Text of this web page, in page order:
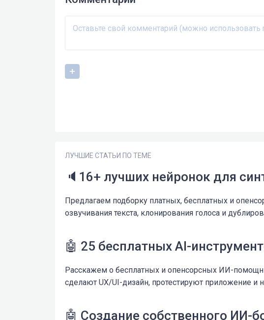
ЛУЧШИЕ СТАТЬИ ПО ТЕМЕ
🔈16+ лучших нейронок для
Предлагаем подборку платных, бесплатных и
озвучивания текста, клонирования голоса и
🤖 25 бесплатных AI-
Расскажем о бесплатных и опенсорсных ИИ-
сделают UX/UI-дизайн, протестируют приложение и
🤖 Создание собственного ИИ-